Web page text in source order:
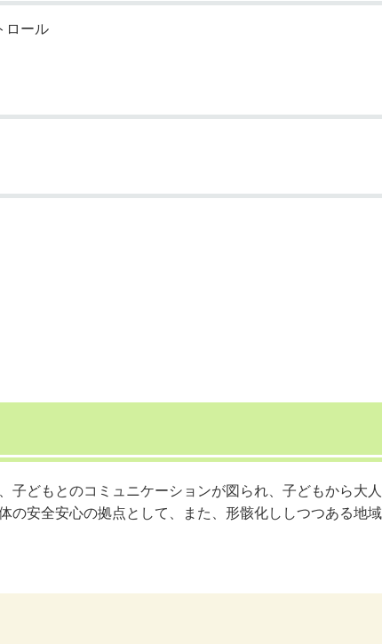
ロール
子どもとのコミュニケーションが図られ、子どもから大
の安全安心の拠点として、また、形骸化ししつつある地